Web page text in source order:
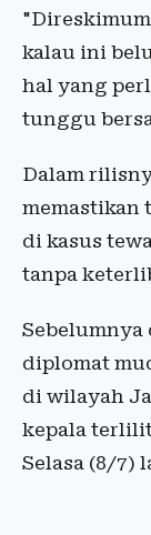
kalau ini
hal yang
tunggu
Dalam
memastikan
di kasus
tanpa
Sebelumnya
diplomat
di wilayah
kepala
Selasa (8/7)